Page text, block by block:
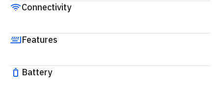
Connectivity
Features
Battery